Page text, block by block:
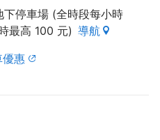
停車場 (全時段每小時
最高 100 元) 導航
優惠